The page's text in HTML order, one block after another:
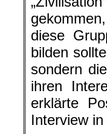
diese
bilden
sondern
ihren
erklärte
Interview